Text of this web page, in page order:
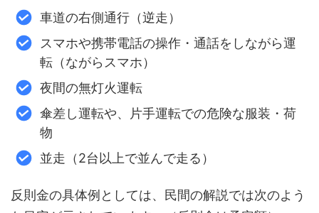
車道の右側通行（逆走）
スマホや携帯電話の操作・通話をしながら運
転（ながらスマホ）
夜間の無灯火運転
傘差し運転や、片手運転での危険な服装・荷
物
並走（2台以上で並んで走る）
反則金の具体例としては、民間の解説では次のよう